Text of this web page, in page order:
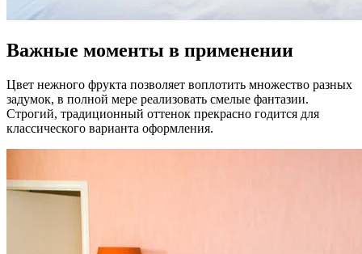
Важные моменты в применении
Цвет нежного фрукта позволяет воплотить множество разных
задумок, в полной мере реализовать смелые фантазии.
Строгий, традиционный оттенок прекрасно годится для
классического варианта оформления.